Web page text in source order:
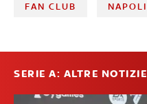
FAN CLUB NAPOLI
SERIE A: ALTRE NOTIZIE